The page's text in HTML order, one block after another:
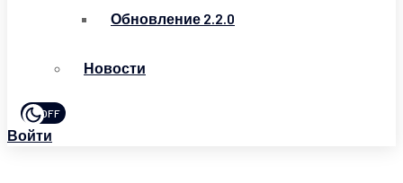
Обновление 2.2.0
Новости
OFF
Войти